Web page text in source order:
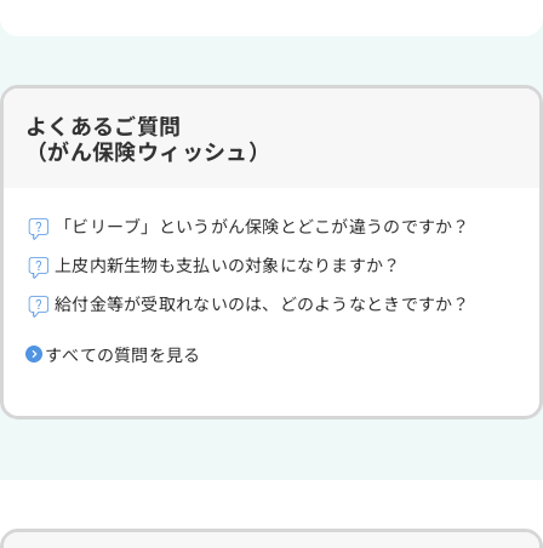
よくあるご質問
（がん保険ウィッシュ）
「ビリーブ」というがん保険とどこが違うのですか？
上皮内新生物も支払いの対象になりますか？
給付金等が受取れないのは、どのようなときですか？
すべての質問を見る